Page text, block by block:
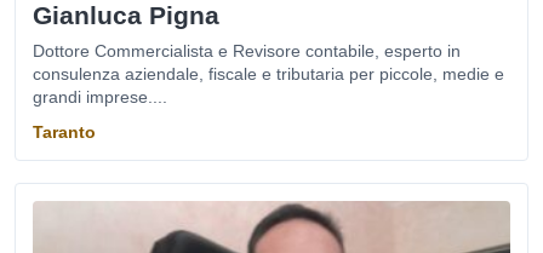
Gianluca Pigna
Dottore Commercialista e Revisore contabile, esperto in
consulenza aziendale, fiscale e tributaria per piccole, medie e
grandi imprese....
Taranto